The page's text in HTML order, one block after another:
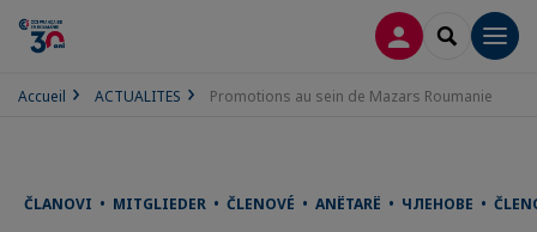
CONNEXION
Accueil ACTUALITES Promotions au sein de Mazars Roumanie
ČLANOVI • MITGLIEDER • ČLENOVÉ • ANËTARË • ЧЛЕНОВЕ •